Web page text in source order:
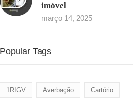
imóvel
março 14, 2025
Popular Tags
1RIGV Averbação Cartório